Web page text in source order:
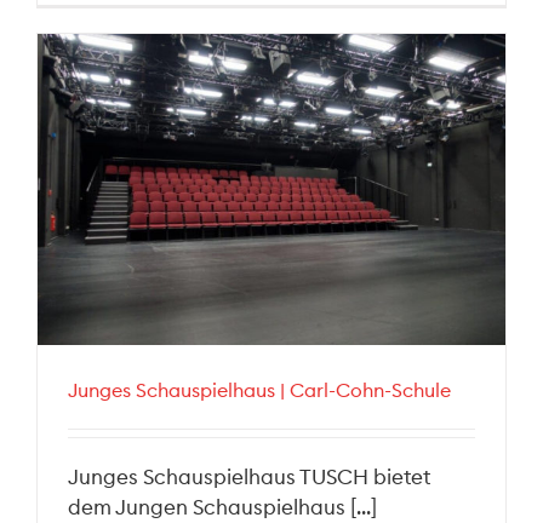
Junges Schauspielhaus | Carl-Cohn-Schule
Junges Schauspielhaus TUSCH bietet
dem Jungen Schauspielhaus [...]